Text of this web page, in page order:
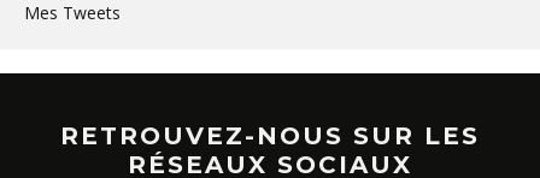
Mes Tweets
RETROUVEZ-NOUS SUR LES
RÉSEAUX SOCIAUX